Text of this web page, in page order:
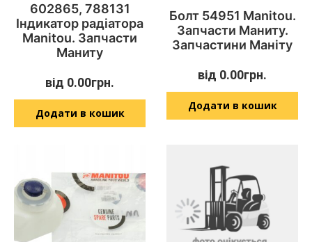
602865, 788131
Індикатор радіатора
Manitou. Запчасти
Маниту
від 0.00грн.
Додати в кошик
Болт 54951 Manitou.
Запчасти Маниту.
Запчастини Маніту
від 0.00грн.
Додати в кошик